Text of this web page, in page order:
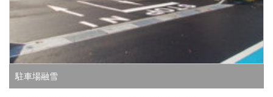
駐車場融雪